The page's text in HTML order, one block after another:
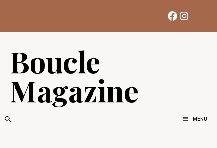
contenu
Facebook
Boucle
Magazine
MENU